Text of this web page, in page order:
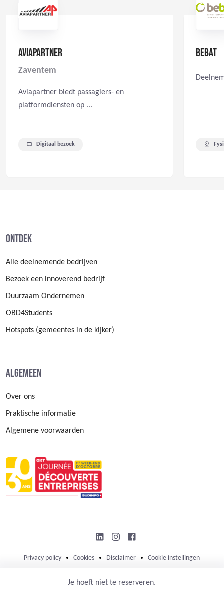
Je hoeft niet te reserveren.
AVIAPARTNER
Zaventem
Aviapartner biedt passagiers- en
platformdiensten op ...
Digitaal bezoek
BEBAT
Ontdek
Alle deelnemende bedrijven
Bezoek een innoverend bedrijf
Duurzaam Ondernemen
OBD4Students
Hotspots (gemeentes in de kijker)
Algemeen
Over ons
Praktische informatie
Algemene voorwaarden
Privacy policy Cookies Disclaimer Cookie instellingen
© 2026 Open bedrijvendag